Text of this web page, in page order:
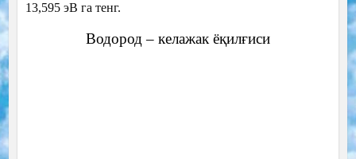
13,595 эВ га тенг.
Водород – келажак ёқилғиси